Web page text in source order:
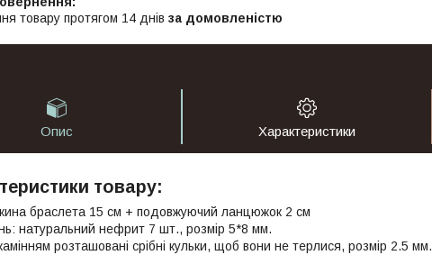
товару протягом 14 днів за домовленістю
Опис Характеристики
товару:
браслета 15 см + подовжуючий ланцюжок 2 см
натуральний нефрит 7 шт., розмір 5*8 мм.
розташовані срібні кульки, щоб вони не терлися, розмір 2.5 мм.